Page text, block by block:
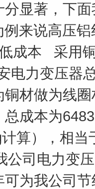
显著，下
来说高压
成本
采用
电力变压器
铜材做为线
成本为
算），相
公司电力变
为我公司